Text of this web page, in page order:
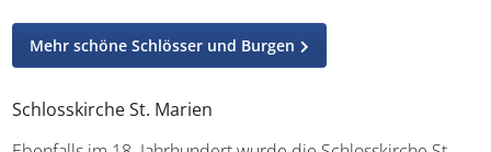
Mehr schöne Schlösser und Burgen